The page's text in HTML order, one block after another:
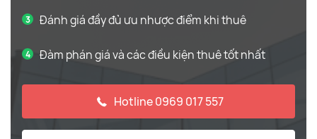
Đánh giá đầy đủ ưu nhược điểm khi thuê
Đàm phán giá và các điều kiện thuê tốt nhất
Hotline 0969 017 557